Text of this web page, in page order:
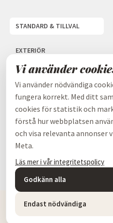
STANDARD & TILLVAL
EXTERIÖR
INTERIÖR
KONSTRUKTION
OM OSS
VÅR FILOSOFI
Vi använder
Vi använder nödvändiga
fungera korrekt. Med ditt
cookies för statistik och
förstå hur webbplatsen
och visa relevanta annonser
Meta.
Läs mer i vår integritetspolicy
Godkänn alla
Endast nödvändiga